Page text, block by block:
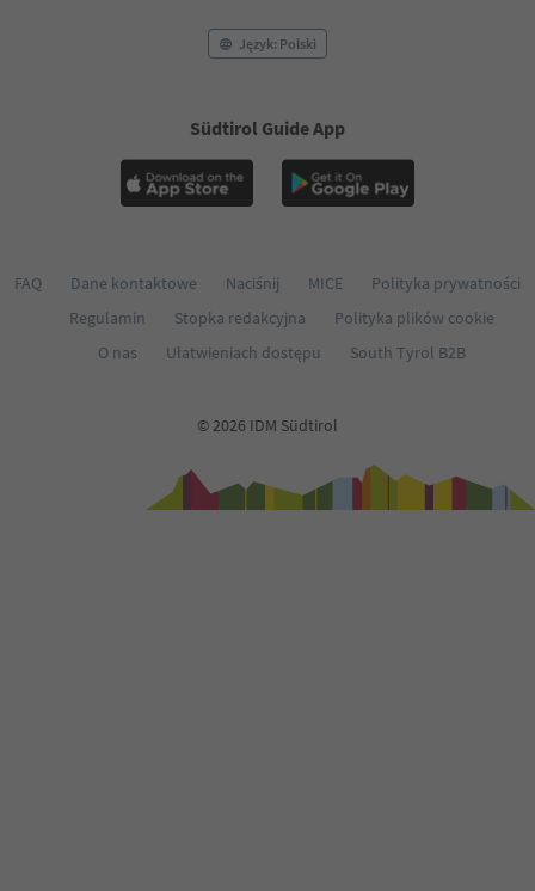
Język: Polski
Südtirol Guide App
FAQ Dane kontaktowe Naciśnij MICE
Polityka prywatności
Regulamin
Stopka redakcyjna
Polityka plików cookie
O nas
Ułatwieniach dostępu South Tyrol B2B
© 2026 IDM Südtirol